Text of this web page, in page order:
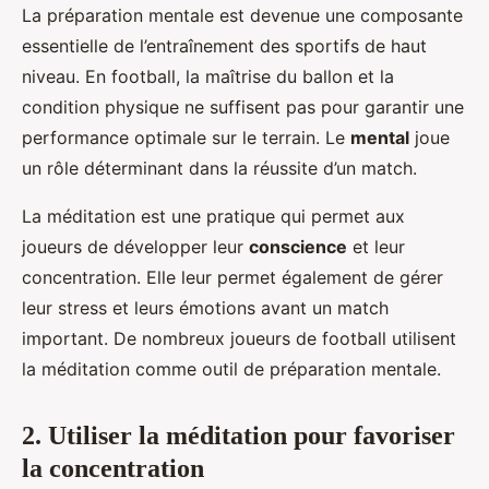
La préparation mentale est devenue une composante
essentielle de l’entraînement des sportifs de haut
niveau. En football, la maîtrise du ballon et la
condition physique ne suffisent pas pour garantir une
performance optimale sur le terrain. Le mental joue
un rôle déterminant dans la réussite d’un match.
La méditation est une pratique qui permet aux
joueurs de développer leur conscience et leur
concentration. Elle leur permet également de gérer
leur stress et leurs émotions avant un match
important. De nombreux joueurs de football utilisent
la méditation comme outil de préparation mentale.
2. Utiliser la méditation pour favoriser
la concentration